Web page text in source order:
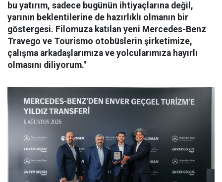
bu yatırım, sadece bugünün ihtiyaçlarına değil,
yarının beklentilerine de hazırlıklı olmanın bir
göstergesi. Filomuza katılan yeni Mercedes-Benz
Travego ve Tourismo otobüslerin şirketimize,
çalışma arkadaşlarımıza ve yolcularımıza hayırlı
olmasını diliyorum."